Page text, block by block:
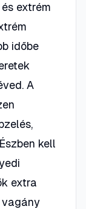
extrém
időbe
A
kell
extra